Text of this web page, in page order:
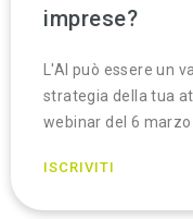
imprese?
L'AI può essere un
strategia della tua
webinar del 6 marzo
ISCRIVITI